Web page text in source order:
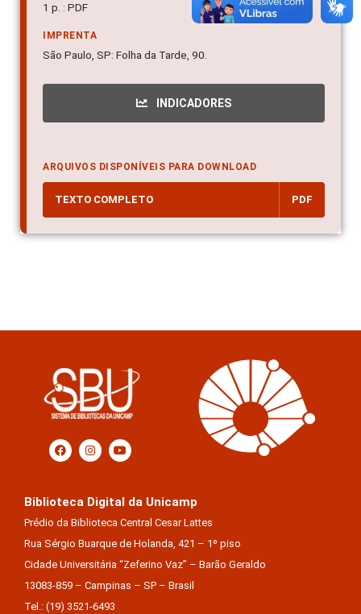
1 p. : PDF
IMPRENTA
São Paulo, SP: Folha da Tarde, 90.
INDICADORES
ARQUIVOS DISPONÍVEIS PARA DOWNLOAD
TEXTO COMPLETO PDF
Biblioteca Digital da Unicamp
Prédio da Biblioteca Central Cesar Lattes
Rua Sérgio Buarque de Holanda, 421 – 1º piso
Cidade Universitária “Zeferino Vaz” – Barão Geraldo
13083-859 – Campinas – SP – Brasil
Tel.: (19) 3521-6493